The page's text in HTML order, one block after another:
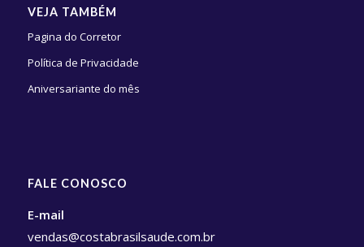
VEJA TAMBÉM
Pagina do Corretor
Política de Privacidade
Aniversariante do mês
FALE CONOSCO
E-mail
vendas@costabrasilsaude.com.br